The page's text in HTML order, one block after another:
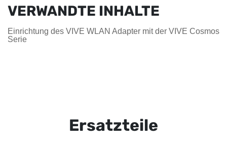
VERWANDTE INHALTE
Einrichtung des VIVE WLAN Adapter mit der VIVE Cosmos
Serie
Ersatzteile